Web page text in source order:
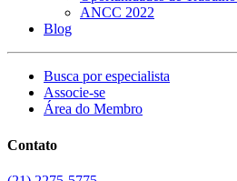
ANCC 2022
Blog
Busca por especialista
Associe-se
Área do Membro
Contato